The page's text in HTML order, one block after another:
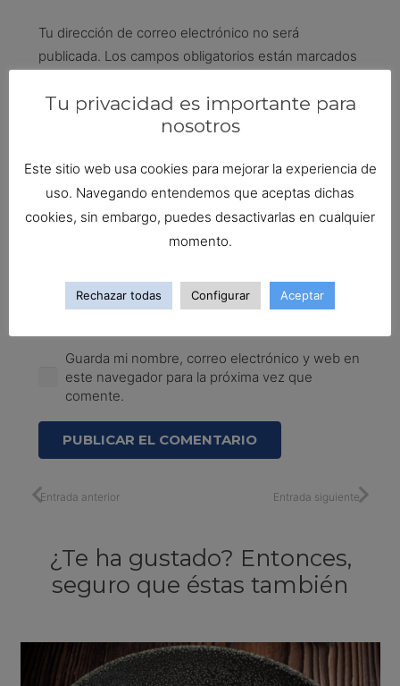
Tu dirección de correo electrónico no será
publicada. Los campos obligatorios están marcados
Guarda mi nombre, correo electrónico y web en
este navegador para la próxima vez que
comente.
PUBLICAR EL COMENTARIO
Entrada anterior Entrada siguiente
¿Te ha gustado? Entonces,
seguro que éstas también
Tu privacidad es importante para
nosotros
Este sitio web usa cookies para mejorar la experiencia de
uso. Navegando entendemos que aceptas dichas
cookies, sin embargo, puedes desactivarlas en cualquier
momento.
Rechazar todas Configurar Aceptar